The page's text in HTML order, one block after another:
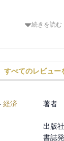
なのだろう。こ
るが、個人的に
続きを読む
すべてのレビュー
経済 著者
出版社
書誌